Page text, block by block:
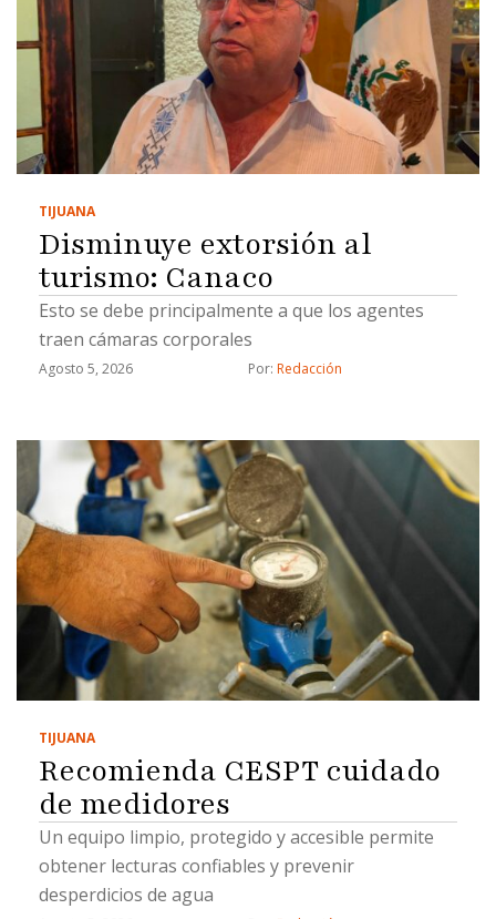
TIJUANA
Disminuye extorsión al
turismo: Canaco
Esto se debe principalmente a que los agentes
traen cámaras corporales
Agosto 5, 2026 Por: Redacción
TIJUANA
Recomienda CESPT cuidado
de medidores
Un equipo limpio, protegido y accesible permite
obtener lecturas confiables y prevenir
desperdicios de agua